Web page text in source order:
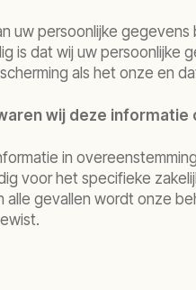
uw persoonlijke gegevens
is dat wij uw
als het onze en
wij deze informatie
in
voor het specifieke
alle gevallen wordt onze